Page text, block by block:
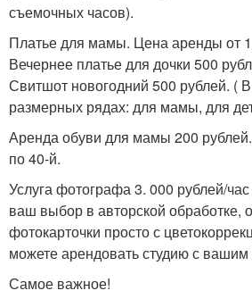
съемочных часов).
Платье для мамы. Цена аренды от
Вечернее платье для дочки 500
Свитшот новогодний 500 рублей. (
размерных рядах: для мамы, для
Аренда обуви для мамы 200
по 40-й.
Услуга фотографа 3. 000 рублей/
ваш выбор в авторской обработке,
фотокарточки просто с
можете арендовать студию с
Самое важное!